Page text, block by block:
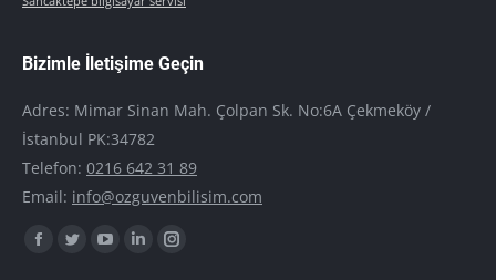
Bizimle İletişime Geçin
Adres: Mimar Sinan Mah. Çolpan Sk. No:6A Çekmeköy /
İstanbul PK:34782
Telefon: 0216 642 31 89
Email: info@ozguvenbilisim.com
Find us on:
Facebook
TwitterYouTube
LinkedinInstagram